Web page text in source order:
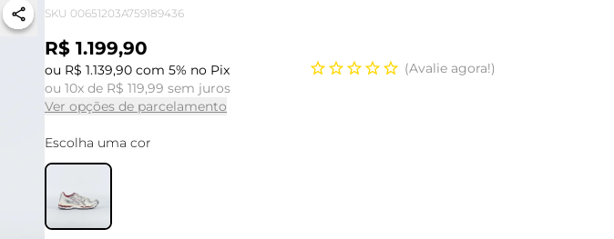
SKU 00651203A759189436
R$ 1.199,90
ou R$ 1.139,90 com 5% no Pix
ou 10x de R$ 119,99 sem juros
Ver opções de parcelamento
Avalie agora!
Escolha uma cor